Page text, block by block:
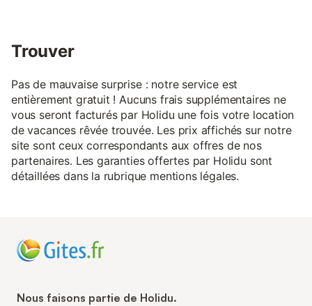
Trouver
Pas de mauvaise surprise : notre service est
entièrement gratuit ! Aucuns frais supplémentaires ne
vous seront facturés par Holidu une fois votre location
de vacances rêvée trouvée. Les prix affichés sur notre
site sont ceux correspondants aux offres de nos
partenaires. Les garanties offertes par Holidu sont
détaillées dans la rubrique mentions légales.
Nous faisons partie de Holidu.